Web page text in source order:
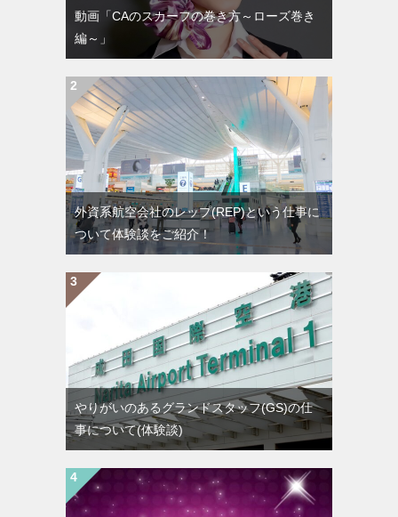
動画「CAのスカーフの巻き方～ローズ巻き
編～」
外資系航空会社のレップ(REP)という仕事に
ついて体験談をご紹介！
やりがいのあるグランドスタッフ(GS)の仕
事について(体験談)